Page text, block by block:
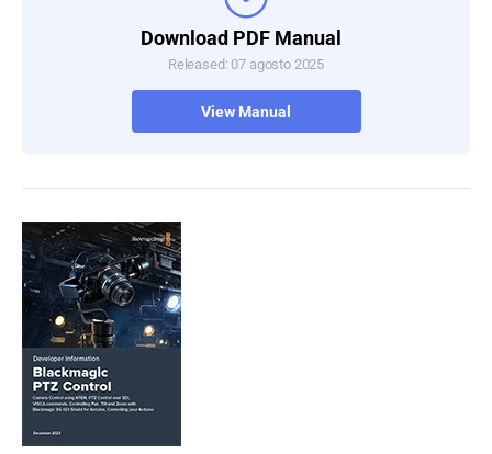
Download PDF Manual
Released: 07 agosto 2025
View Manual